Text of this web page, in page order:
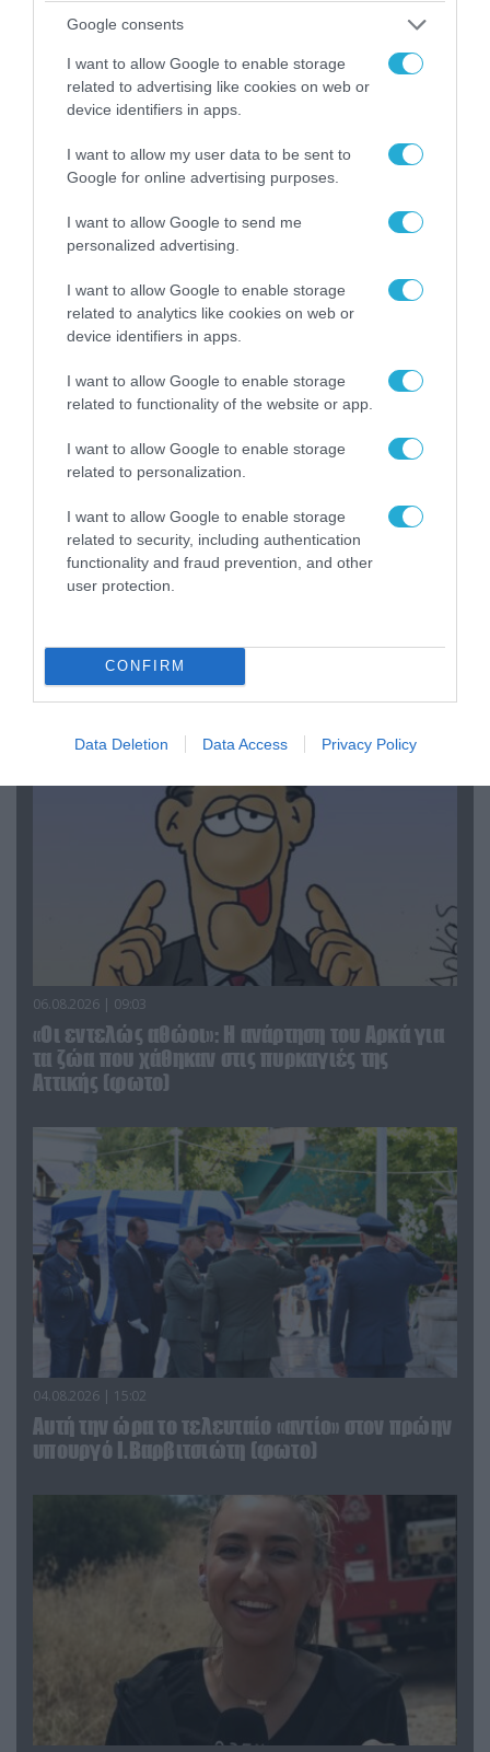
Google consents
I want to allow Google to enable storage
related to advertising like cookies on web or
device identifiers in apps.
I want to allow my user data to be sent to
Google for online advertising purposes.
I want to allow Google to send me
personalized advertising.
I want to allow Google to enable storage
related to analytics like cookies on web or
device identifiers in apps.
I want to allow Google to enable storage
related to functionality of the website or app.
I want to allow Google to enable storage
related to personalization.
I want to allow Google to enable storage
related to security, including authentication
functionality and fraud prevention, and other
user protection.
CONFIRM
Data Deletion Data Access Privacy Policy
07.08.2026 | 20:02
Ο Γιάννης Αλαφούζος «τέλειωσε» τον
Κωνσταντίνο Ζούλα από τον ΣΚΑΪ – Ο λόγος της
απομάκρυνσής του
«Επιχείρηση ελεύθερα πεζοδρόμια» στην
Αθήνα: Απομακρύνθηκαν παράνομα
αντικείμενα από κοινόχρηστους χώρους
06.08.2026 | 09:03
«Οι εντελώς αθώοι»: Η ανάρτηση του Αρκά για
τα ζώα που χάθηκαν στις πυρκαγιές της
Αττικής (φωτο)
04.08.2026 | 15:02
Αυτή την ώρα το τελευταίο «αντίο» στον πρώην
υπουργό Ι.Βαρβιτσιώτη (φωτο)